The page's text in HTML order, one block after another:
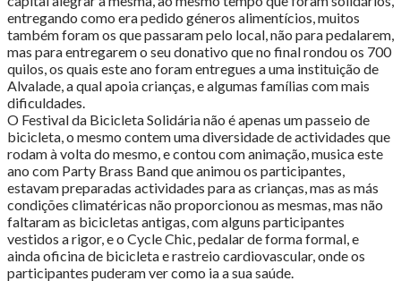
entregando como era pedido géneros alimentícios, muitos
também foram os que passaram pelo local, não para pedalarem,
mas para entregarem o seu donativo que no final rondou os 700
quilos, os quais este ano foram entregues a uma instituição de
Alvalade, a qual apoia crianças, e algumas famílias com mais
dificuldades.
O Festival da Bicicleta Solidária não é apenas um passeio de
bicicleta, o mesmo contem uma diversidade de actividades que
rodam à volta do mesmo, e contou com animação, musica este
ano com Party Brass Band que animou os participantes,
estavam preparadas actividades para as crianças, mas as más
condições climatéricas não proporcionou as mesmas, mas não
faltaram as bicicletas antigas, com alguns participantes
vestidos a rigor, e o Cycle Chic, pedalar de forma formal, e
ainda oficina de bicicleta e rastreio cardiovascular, onde os
participantes puderam ver como ia a sua saúde.